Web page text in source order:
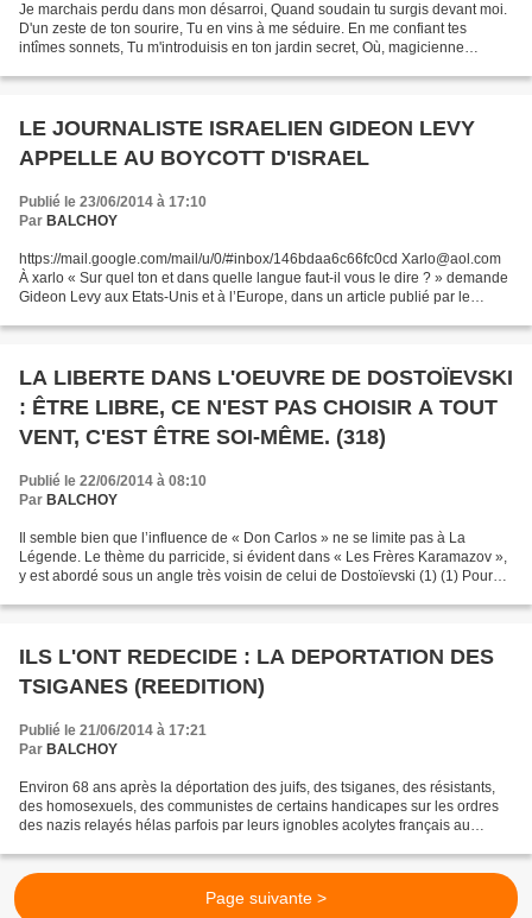
Je marchais perdu dans mon désarroi, Quand soudain tu surgis devant moi.
D'un zeste de ton sourire, Tu en vins à me séduire. En me confiant tes
intîmes sonnets, Tu m'introduisis en ton jardin secret, Où, magicienne
LE JOURNALISTE ISRAELIEN GIDEON LEVY
APPELLE AU BOYCOTT D'ISRAEL
Publié le 23/06/2014 à 17:10
Par BALCHOY
https://mail.google.com/mail/u/0/#inbox/146bdaa6c66fc0cd Xarlo@aol.com
À xarlo « Sur quel ton et dans quelle langue faut-il vous le dire ? » demande
Gideon Levy aux Etats-Unis et à l’Europe, dans un article publié par le
LA LIBERTE DANS L'OEUVRE DE DOSTOÏEVSKI
: ÊTRE LIBRE, CE N'EST PAS CHOISIR A TOUT
VENT, C'EST ÊTRE SOI-MÊME. (318)
Publié le 22/06/2014 à 08:10
Par BALCHOY
Il semble bien que l’influence de « Don Carlos » ne se limite pas à La
Légende. Le thème du parricide, si évident dans « Les Frères Karamazov »,
y est abordé sous un angle très voisin de celui de Dostoïevski (1) (1) Pour
ILS L'ONT REDECIDE : LA DEPORTATION DES
TSIGANES (REEDITION)
Publié le 21/06/2014 à 17:21
Par BALCHOY
Environ 68 ans après la déportation des juifs, des tsiganes, des résistants,
des homosexuels, des communistes de certains handicapes sur les ordres
des nazis relayés hélas parfois par leurs ignobles acolytes français au
Page suivante >